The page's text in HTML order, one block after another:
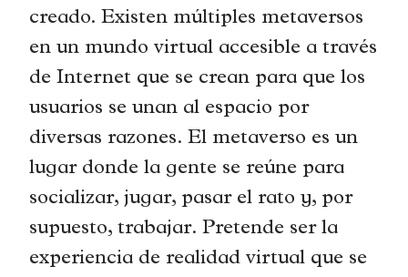
creado. Existen múltiples metaversos
en un mundo virtual accesible a través
de Internet que se crean para que los
usuarios se unan al espacio por
diversas razones. El metaverso es un
lugar donde la gente se reúne para
socializar, jugar, pasar el rato y, por
supuesto, trabajar. Pretende ser la
experiencia de realidad virtual que se